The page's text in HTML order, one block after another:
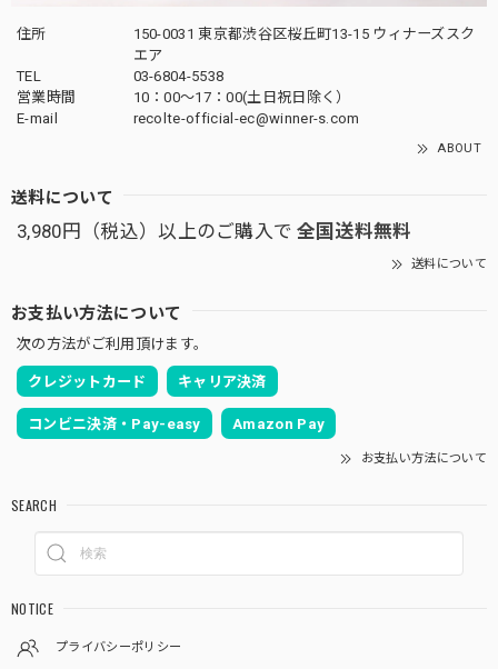
住所
150-0031 東京都渋谷区桜丘町13-15 ウィナーズスク
エア
TEL
03-6804-5538
営業時間
10：00〜17：00(土日祝日除く）
E-mail
recolte-official-ec@winner-s.com
ABOUT
送料について
3,980円（税込）以上のご購入で 全国送料無料
送料について
お支払い方法について
次の方法がご利用頂けます。
クレジットカード キャリア決済
コンビニ決済・Pay-easy Amazon Pay
お支払い方法について
SEARCH
NOTICE
プライバシーポリシー